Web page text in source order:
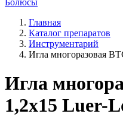
Болюсы
Главная
Каталог препаратов
Инструментарий
Игла многоразовая
Игла
1,2х15 Luer-